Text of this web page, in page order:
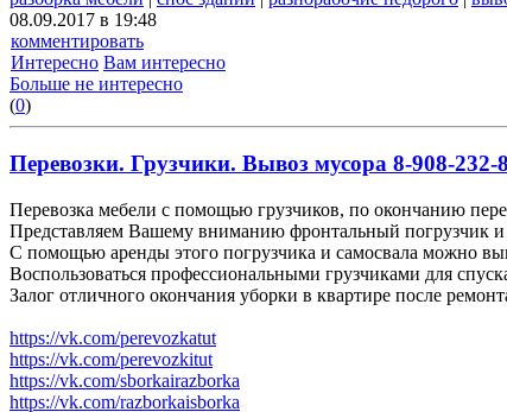
08.09.2017 в 19:48
комментировать
Интересно Вам интересно
Больше не интересно
(0)
Перевозки. Грузчики. Вывоз мусора 8-908-232-
Перевозка мебели с помощью грузчиков, по окончанию
Представляем Вашему вниманию фронтальный погрузчик
С помощью аренды этого погрузчика и самосвала можно
Воспользоваться профессиональными грузчиками для
Залог отличного окончания уборки в квартире после
https://vk.com/perevozkatut
https://vk.com/perevozkitut
https://vk.com/sborkairazborka
https://vk.com/razborkaisborka